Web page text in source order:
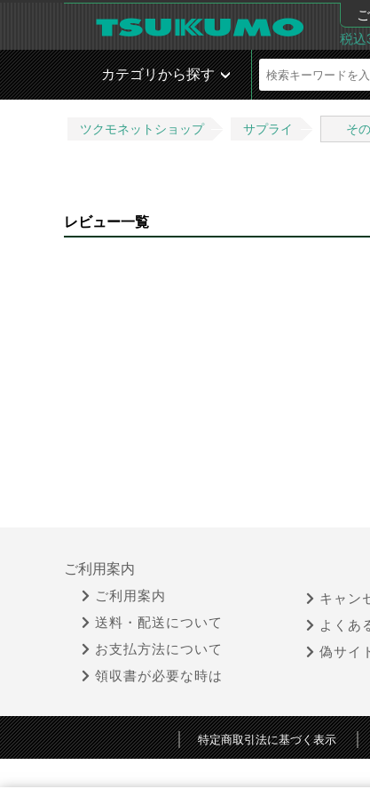
税込
カテゴリから探す
ツクモネットショップ サプライ そ
レビュー一覧
ご利用案内
ご利用案内
送料・配送について
お支払方法について
領収書が必要な時は
キャン
よくあ
偽サイ
特定商取引法に基づく表示